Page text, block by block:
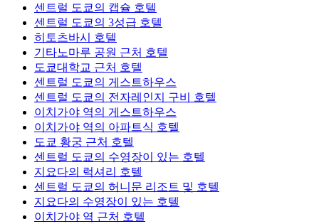
센트럴 도쿄의 캡슐 호텔
센트럴 도쿄의 3성급 호텔
히토츠바시 호텔
기타노마루 공원 근처 호텔
도쿄대학교 근처 호텔
센트럴 도쿄의 게스트하우스
센트럴 도쿄의 전자레인지 구비 호텔
이치가야 역의 게스트하우스
이치가야 역의 아파트식 호텔
도쿄 황궁 근처 호텔
센트럴 도쿄의 수영장이 있는 호텔
지요다의 럭셔리 호텔
센트럴 도쿄의 허니문 리조트 및 호텔
지요다의 수영장이 있는 호텔
이치가야 역 근처 호텔